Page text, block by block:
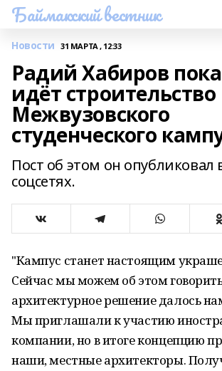
Баймакский вестник
Новости 31 МАРТА , 12:33
Радий Хабиров
идёт строительство
Межвузовского
студенческого
Пост об этом он опубликовал
соцсетях.
"Кампус станет настоящим
Сейчас мы можем об этом
архитектурное решение далось
Мы приглашали к участию
компании, но в итоге концепцию
наши, местные архитекторы.